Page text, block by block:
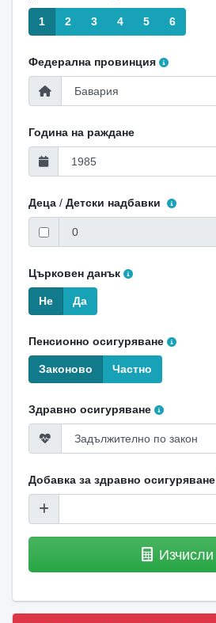
1 2 3 4 5 6
Федерална провинция
Година на раждане
Деца/ Детски надбавки
Църковен данък
Не Да
Пенсионно осигуряване
Законово Частно
Здравно осигуряване
Добавка за здравно осигуряване
Изчисли